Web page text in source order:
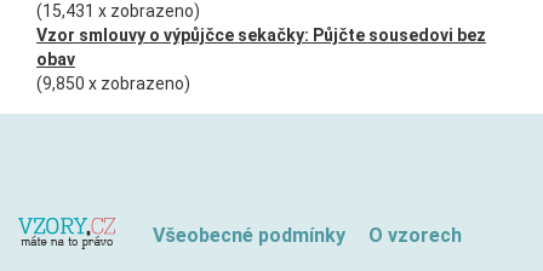
(15,431 x zobrazeno)
Vzor smlouvy o výpůjčce sekačky: Půjčte sousedovi bez
obav
(9,850 x zobrazeno)
Všeobecné podmínky O vzorech